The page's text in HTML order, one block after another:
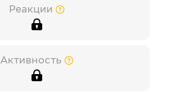
Реакции
Активность